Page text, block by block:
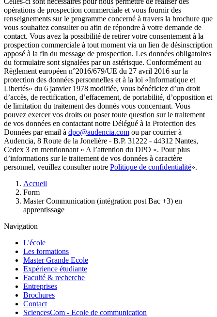
opérations de prospection commerciale et vous fournir des
renseignements sur le programme concerné à travers la brochure que
vous souhaitez consulter ou afin de répondre à votre demande de
contact. Vous avez la possibilité de retirer votre consentement à la
prospection commerciale à tout moment via un lien de désinscription
apposé à la fin du message de prospection. Les données obligatoires
du formulaire sont signalées par un astérisque. Conformément au
Règlement européen n°2016/679/UE du 27 avril 2016 sur la
protection des données personnelles et à la loi «Informatique et
Libertés» du 6 janvier 1978 modifiée, vous bénéficiez d’un droit
d’accès, de rectification, d’effacement, de portabilité, d’opposition et
de limitation du traitement des donnés vous concernant. Vous
pouvez exercer vos droits ou poser toute question sur le traitement
de vos données en contactant notre Délégué à la Protection des
Données par email à dpo@audencia.com ou par courrier à
Audencia, 8 Route de la Jonelière - B.P. 31222 - 44312 Nantes,
Cedex 3 en mentionnant « A l’attention du DPO ». Pour plus
d’informations sur le traitement de vos données à caractère
personnel, veuillez consulter notre Politique de confidentialité».
d'Ariane
Accueil
Form
Master Communication (intégration post Bac +3) en
apprentissage
Navigation
L'école
Les formations
Master Grande Ecole
Expérience étudiante
Faculté & recherche
Entreprises
Brochures
Contact
SciencesCom - Ecole de communication